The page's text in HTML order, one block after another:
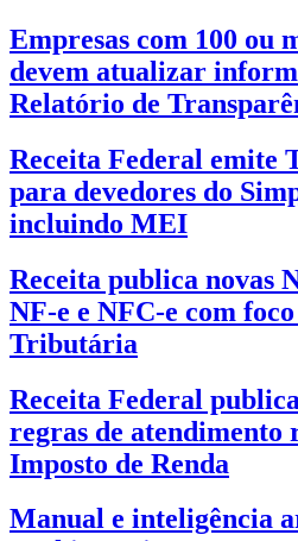
Empresas com 100 ou
devem atualizar
Relatório de
Receita Federal emite
para devedores do
incluindo MEI
Receita publica novas
NF-e e NFC-e com
Tributária
Receita Federal
regras de atendimento
Imposto de Renda
Manual e inteligência